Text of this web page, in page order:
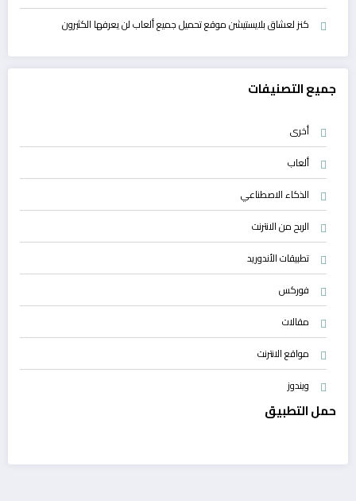
كنز لعشاق بلايستيشن موقع تحميل جميع ألعاب لن يعرفها الكثيرون
جميع التصنيفات
أخرى
ألعاب
الذكاء الاصطناعي
الربح من الانترنت
تطبيقات الأندوريد
فوركس
مقالات
مواقع الانترنت
ويندوز
حمل التطبيق